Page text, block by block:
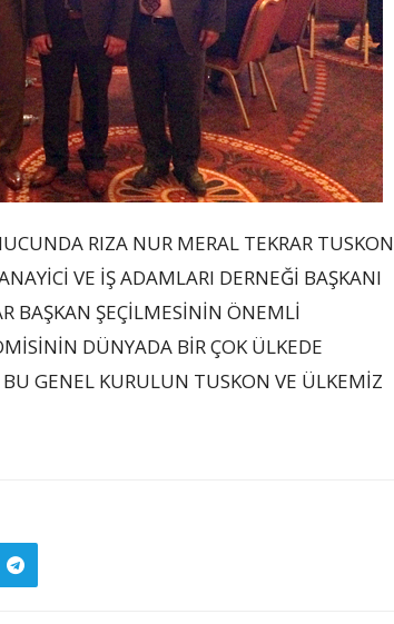
RIZA NUR MERAL TEKRAR TUSKON
VE İŞ ADAMLARI DERNEĞİ BAŞKANI
BAŞKAN ŞEÇİLMESİNİN ÖNEMLİ
DÜNYADA BİR ÇOK ÜLKEDE
GENEL KURULUN TUSKON VE ÜLKEMİZ